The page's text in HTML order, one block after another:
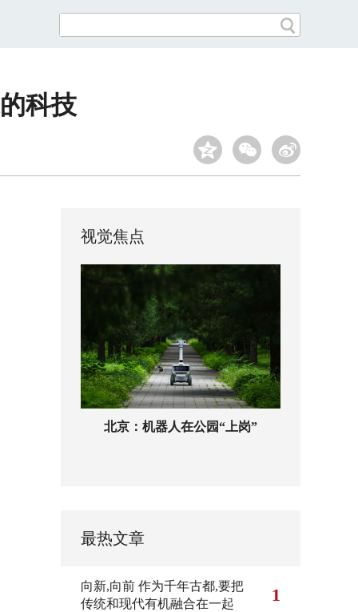
科技
视觉焦点
北京：机器人在公园“上岗”
最热文章
向新,向前 作为千年古都,要把
传统和现代有机融合在一起
1